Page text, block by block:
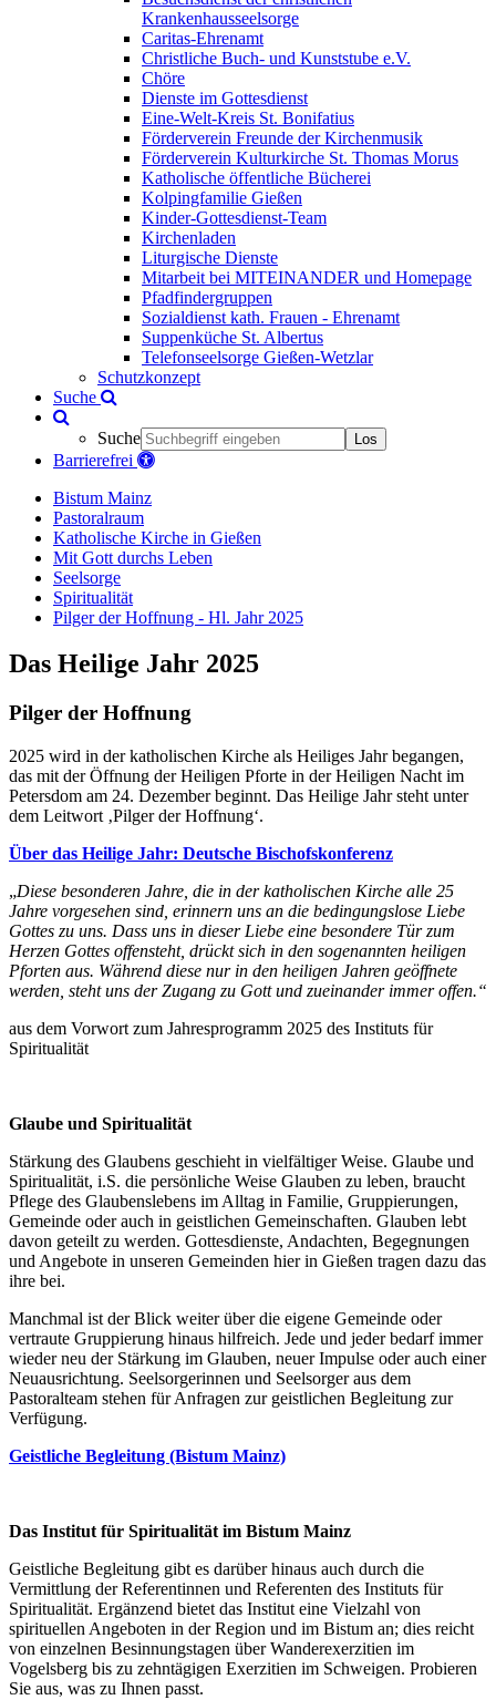
Krankenhausseelsorge
Caritas-Ehrenamt
Christliche Buch- und Kunststube e.V.
Chöre
Dienste im Gottesdienst
Eine-Welt-Kreis St. Bonifatius
Förderverein Freunde der Kirchenmusik
Förderverein Kulturkirche St. Thomas Morus
Katholische öffentliche Bücherei
Kolpingfamilie Gießen
Kinder-Gottesdienst-Team
Kirchenladen
Liturgische Dienste
Mitarbeit bei MITEINANDER und Homepage
Pfadfindergruppen
Sozialdienst kath. Frauen - Ehrenamt
Suppenküche St. Albertus
Telefonseelsorge Gießen-Wetzlar
Schutzkonzept
Suche
Suche Los
Barrierefrei
Bistum Mainz
Pastoralraum
Katholische Kirche in Gießen
Mit Gott durchs Leben
Seelsorge
Spiritualität
Pilger der Hoffnung - Hl. Jahr 2025
Das Heilige Jahr 2025
Pilger der Hoffnung
2025 wird in der katholischen Kirche als Heiliges Jahr begangen,
das mit der Öffnung der Heiligen Pforte in der Heiligen Nacht im
Petersdom am 24. Dezember beginnt. Das Heilige Jahr steht unter
dem Leitwort ‚Pilger der Hoffnung‘.
Über das Heilige Jahr: Deutsche Bischofskonferenz
„Diese besonderen Jahre, die in der katholischen Kirche alle 25
Jahre vorgesehen sind, erinnern uns an die bedingungslose Liebe
Gottes zu uns. Dass uns in dieser Liebe eine besondere Tür zum
Herzen Gottes offensteht, drückt sich in den sogenannten heiligen
Pforten aus. Während diese nur in den heiligen Jahren geöffnete
werden, steht uns der Zugang zu Gott und zueinander immer offen.“
aus dem Vorwort zum Jahresprogramm 2025 des Instituts für
Spiritualität
Glaube und Spiritualität
Stärkung des Glaubens geschieht in vielfältiger Weise. Glaube und
Spiritualität, i.S. die persönliche Weise Glauben zu leben, braucht
Pflege des Glaubenslebens im Alltag in Familie, Gruppierungen,
Gemeinde oder auch in geistlichen Gemeinschaften. Glauben lebt
davon geteilt zu werden. Gottesdienste, Andachten, Begegnungen
und Angebote in unseren Gemeinden hier in Gießen tragen dazu das
ihre bei.
Manchmal ist der Blick weiter über die eigene Gemeinde oder
vertraute Gruppierung hinaus hilfreich. Jede und jeder bedarf immer
wieder neu der Stärkung im Glauben, neuer Impulse oder auch einer
Neuausrichtung. Seelsorgerinnen und Seelsorger aus dem
Pastoralteam stehen für Anfragen zur geistlichen Begleitung zur
Verfügung.
Geistliche Begleitung (Bistum Mainz)
Das Institut für Spiritualität im Bistum Mainz
Geistliche Begleitung gibt es darüber hinaus auch durch die
Vermittlung der Referentinnen und Referenten des Instituts für
Spiritualität. Ergänzend bietet das Institut eine Vielzahl von
spirituellen Angeboten in der Region und im Bistum an; dies reicht
von einzelnen Besinnungstagen über Wanderexerzitien im
Vogelsberg bis zu zehntägigen Exerzitien im Schweigen. Probieren
Sie aus, was zu Ihnen passt.